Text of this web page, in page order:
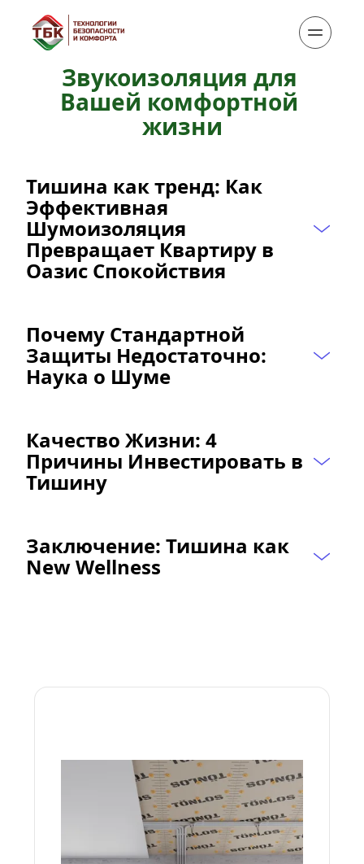
Звукоизоляция для
Вашей комфортной
жизни
Тишина как тренд: Как
Эффективная
Шумоизоляция
Превращает Квартиру в
Оазис Спокойствия
Почему Стандартной
Защиты Недостаточно:
Наука о Шуме
Качество Жизни: 4
Причины Инвестировать в
Тишину
Заключение: Тишина как
New Wellness